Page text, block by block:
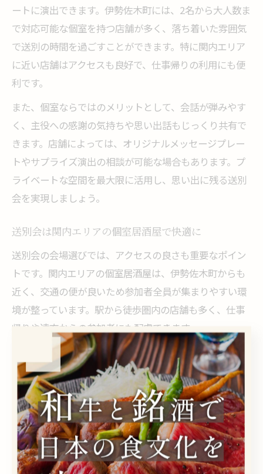
ートに演出できます。伊勢佐木町には、2名から大人数ま
で対応可能な個室を持つ店舗が多く、落ち着いた雰囲気
で送別の時間を過ごすことができます。特に関内エリア
に近い店舗はアクセスも良好で、仕事帰りの利用にも便
利です。
また、個室ならではのメリットとして、会話が弾みやす
く、主役への感謝の気持ちや思い出話もじっくり共有で
きます。店舗によっては、オリジナルメッセージプレー
トやサプライズ演出の相談が可能な場合もあります。プ
ライベートな空間を最大限に活用し、思い出に残る送別
会を実現しましょう。
送別会は関内エリアの個室居酒屋で快適に
送別会の会場選びでは、アクセスの良さも重要なポイン
トです。関内エリアの個室居酒屋は、伊勢佐木町からも
近く、交通の便が良いため参加者全員が集まりやすい環
境が整っています。駅から徒歩圏内の店舗も多く、仕事
帰りや遠方からの参加者にも配慮できます。
さらに、関内エリアは個室居酒屋のバリエーションも豊
富で、和食・洋食・創作料理など多彩なジャンルから選
択可能です。送別会向けのコースや飲み放題プランも充
実しており、予算や人数に合わせた柔軟な対応が期待で
きます。快適な個室空間で、主役とともに思い出深い時
間を過ごしましょう。